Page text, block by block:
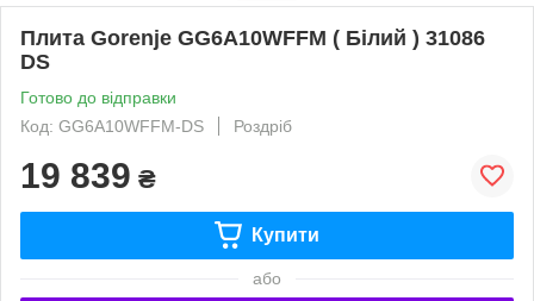
Плита Gorenje GG6A10WFFM ( Білий ) 31086
DS
Готово до відправки
Код: GG6A10WFFM-DS
Роздріб
19 839 ₴
Купити
або